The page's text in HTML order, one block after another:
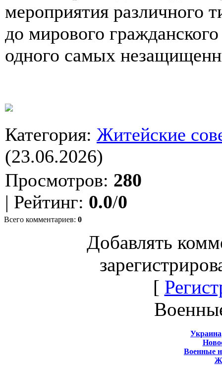
мероприятия различного
до мирового
одного самых
Категория: Житейские
(23.06.2026)
Просмотров: 280
| Рейтинг: 0.0/0
Всего комментариев: 0
Добавлять
[
Военные